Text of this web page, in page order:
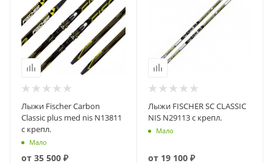
Лыжи Fischer Carbon
Classic plus med nis N13811
с крепл.
Мало
от 35 500 ₽
Лыжи FISCHER SC CLASSIC
NIS N29113 с крепл.
Мало
от 19 100 ₽